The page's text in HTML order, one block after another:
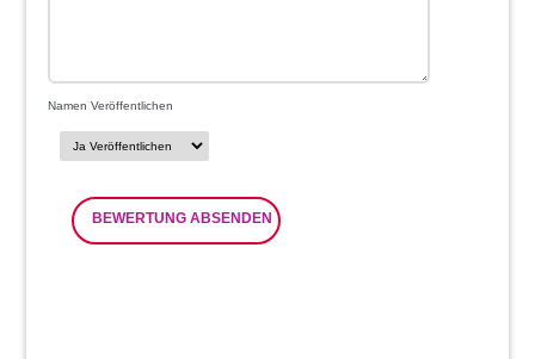
Namen Veröffentlichen
BEWERTUNG ABSENDEN